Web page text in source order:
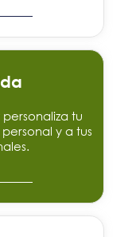
tu
y a tus